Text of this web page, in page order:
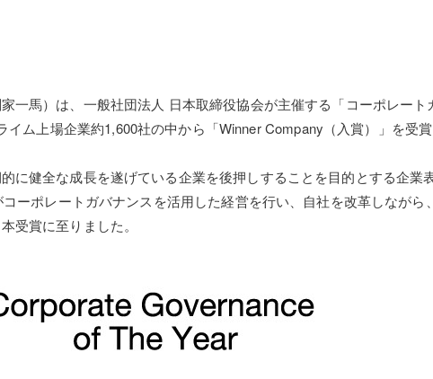
一馬）は、一般社団法人 日本取締役協会が主催する「コーポレート
イム上場企業約1,600社の中から「Winner Company（入賞）」を受
に健全な成長を遂げている企業を後押しすることを目的とする企業
ーポレートガバナンスを活用した経営を行い、自社を改革しながら
受賞に至りました。